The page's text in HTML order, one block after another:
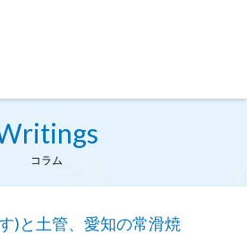
コラム
)と土管、愛知の常滑焼